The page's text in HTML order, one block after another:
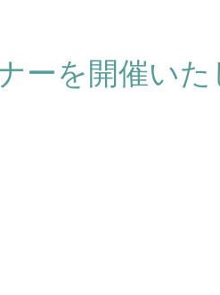
ーを開催いた